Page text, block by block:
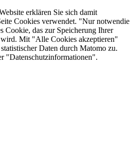
erklären Sie sich damit
Cookies verwendet. "Nur notwendie
Cookie, das zur Speicherung Ihrer
Mit "Alle Cookies akzeptieren"
Daten durch Matomo zu.
"Datenschutzinformationen".